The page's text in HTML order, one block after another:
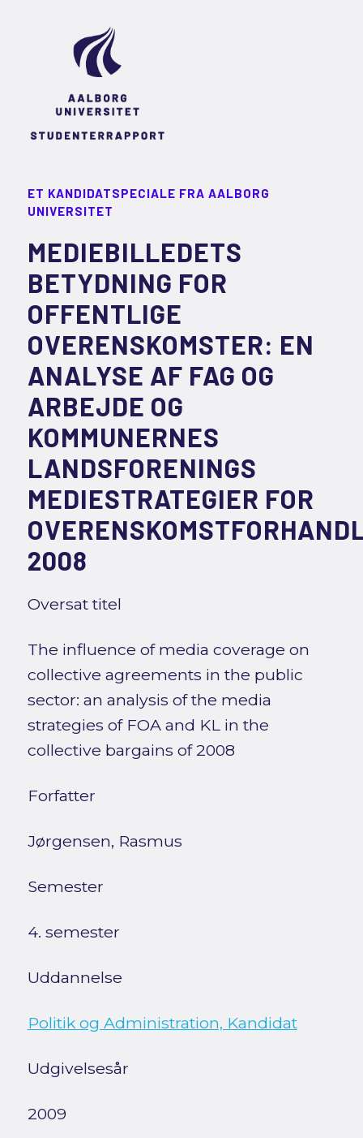
ET KANDIDATSPECIALE FRA AALBORG
UNIVERSITET
MEDIEBILLEDETS
BETYDNING FOR
OFFENTLIGE
OVERENSKOMSTER: EN
ANALYSE AF FAG OG
ARBEJDE OG
KOMMUNERNES
LANDSFORENINGS
MEDIESTRATEGIER FOR
2008
Oversat titel
The influence of media coverage on
collective agreements in the public
sector: an analysis of the media
strategies of FOA and KL in the
collective bargains of 2008
Forfatter
Jørgensen, Rasmus
Semester
4. semester
Uddannelse
Politik og Administration, Kandidat
Udgivelsesår
2009